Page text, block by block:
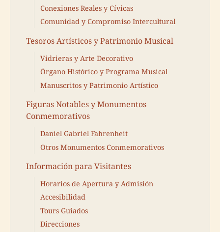
Conexiones Reales y Cívicas
Comunidad y Compromiso Intercultural
Tesoros Artísticos y Patrimonio Musical
Vidrieras y Arte Decorativo
Órgano Histórico y Programa Musical
Manuscritos y Patrimonio Artístico
Figuras Notables y Monumentos
Conmemorativos
Daniel Gabriel Fahrenheit
Otros Monumentos Conmemorativos
Información para Visitantes
Horarios de Apertura y Admisión
Accesibilidad
Tours Guiados
Direcciones